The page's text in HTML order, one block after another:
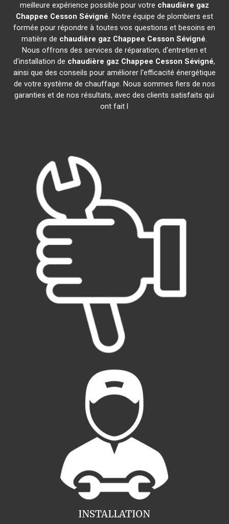
meilleure expérience possible pour votre chaudière gaz
Chappee Cesson Sévigné. Notre équipe de plombiers est
formée pour répondre à toutes vos questions et besoins en
matière de chaudière gaz Chappee Cesson Sévigné.
Nous offrons des services de réparation, d'entretien et
d'installation de chaudière gaz Chappee Cesson Sévigné,
ainsi que des conseils pour améliorer l'efficacité énergétique
de votre système de chauffage. Nous sommes fiers de nos
garanties et de nos résultats, avec des clients satisfaits qui
ont fait l
INSTALLATION